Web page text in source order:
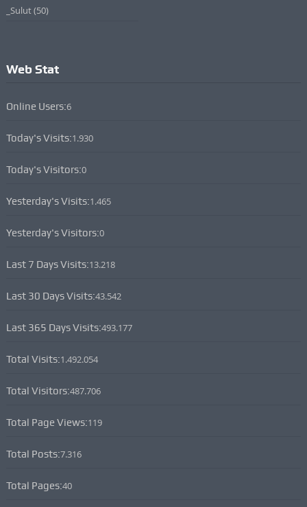
_Sulut(50)
Web Stat
Online Users:6
Today's Visits:1.930
Today's Visitors:0
Yesterday's Visits:1.465
Yesterday's Visitors:0
Last 7 Days Visits:13.218
Last 30 Days Visits:43.542
Last 365 Days Visits:493.177
Total Visits:1.492.054
Total Visitors:487.706
Total Page Views:119
Total Posts:7.316
Total Pages:40